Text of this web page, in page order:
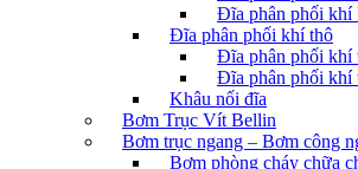
Đĩa phân phối khí
Đĩa phân phối khí thô
Đĩa phân phối khí
Đĩa phân phối khí
Khâu nối đĩa
Bơm Trục Vít Bellin
Bơm trục ngang – Bơm công
Bơm phòng cháy chữa